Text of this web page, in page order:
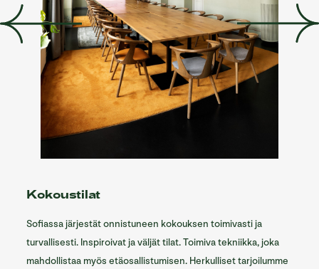
Kokoustilat
Sofiassa järjestät onnistuneen kokouksen toimivasti ja
turvallisesti. Inspiroivat ja väljät tilat. Toimiva tekniikka, joka
mahdollistaa myös etäosallistumisen. Herkulliset tarjoilumme